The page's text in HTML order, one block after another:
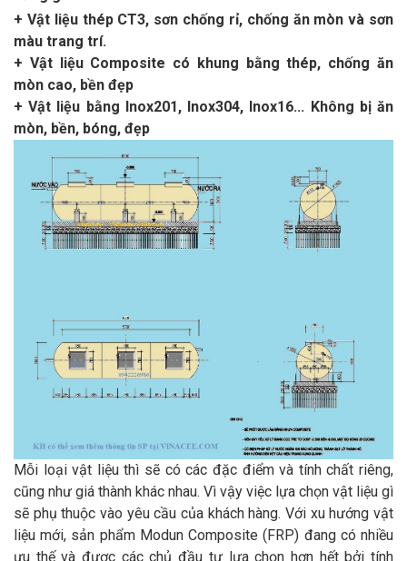
+ Vật liệu thép CT3, sơn chống rỉ, chống ăn mòn và sơn
màu trang trí.
+ Vật liệu Composite có khung bằng thép, chống ăn
mòn cao, bền đẹp
+ Vật liệu bằng Inox201, Inox304, Inox16... Không bị ăn
mòn, bền, bóng, đẹp
Mỗi loại vật liệu thì sẽ có các đặc điểm và tính chất riêng,
cũng như giá thành khác nhau. Vì vậy việc lựa chọn vật liệu gì
sẽ phụ thuộc vào yêu cầu của khách hàng. Với xu hướng vật
liệu mới, sản phẩm Modun Composite (FRP) đang có nhiều
ưu thế và được các chủ đầu tư lựa chọn hơn hết bởi tính